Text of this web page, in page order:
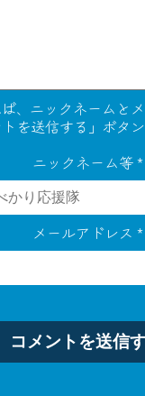
、ニックネームと
を送信する」ボタ
ニックネーム等*
メールアドレス *